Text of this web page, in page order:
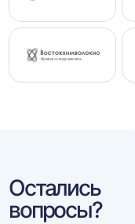
Остались
вопросы?